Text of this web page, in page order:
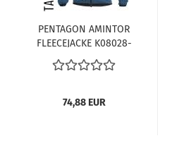
PENTAGON AMINTOR
FLEECEJACKE K08028-
28 LIBERTY BLAU
74,88 EUR